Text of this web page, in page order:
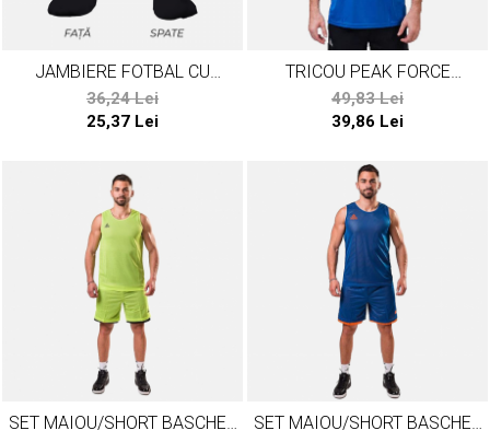
JAMBIERE FOTBAL CU
SOSETA PEAK NEGRU
36,24 Lei
25,37 Lei
TRICOU PEAK FORCE
ALBASTRU
49,83 Lei
39,86 Lei
SET MAIOU/SHORT BASCHET
SET MAIOU/SHORT BASCHET